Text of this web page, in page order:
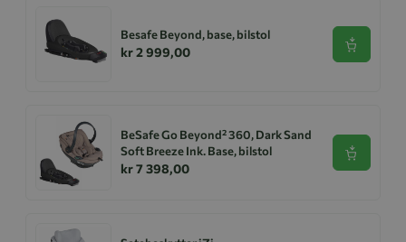
Besafe Beyond, base, bilstol
kr 2 999,00 Se
BeSafe Go Beyond² 360, Dark Sand
Soft Breeze Ink. Base, bilstol
kr 7 398,00
Se